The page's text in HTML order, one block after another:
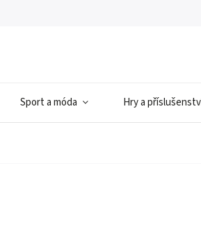
Sport a móda Hry a